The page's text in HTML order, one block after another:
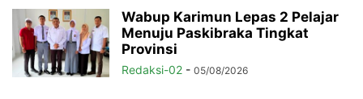
Wabup Karimun Lepas 2 Pelajar
Menuju Paskibraka Tingkat
Provinsi
Redaksi-02 - 05/08/2026